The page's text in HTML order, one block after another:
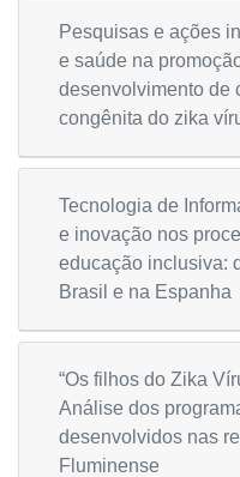
Pesquisas e ações
e saúde na
desenvolvimento de
congênita do zika
Tecnologia de
e inovação nos
educação inclusiva:
Brasil e na Espanha
“Os filhos do Zika
Análise dos
desenvolvidos nas
Fluminense